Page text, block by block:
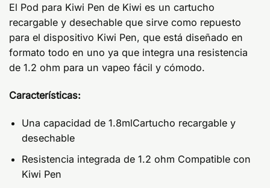
con5de 5
en base a
valoración
de un
cliente
El Pod para Kiwi Pen de Kiwi es un cartucho
recargable y desechable que sirve como repuesto
para el dispositivo Kiwi Pen, que está diseñado en
formato todo en uno ya que integra una resistencia
de 1.2 ohm para un vapeo fácil y cómodo.
Características:
Una capacidad de 1.8mlCartucho recargable y
desechable
Resistencia integrada de 1.2 ohm Compatible con
Kiwi Pen